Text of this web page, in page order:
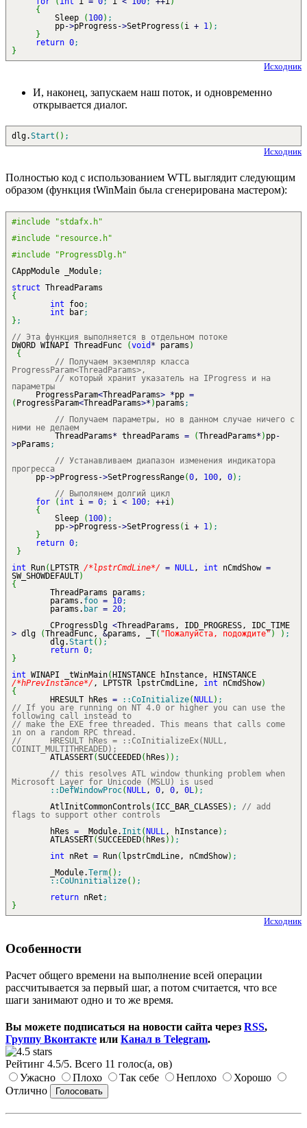
{
Sleep
( 100) ;
pp->pProgress ->SetProgress ( i + 1 ) ;
}
return 0;
}
Исходник
И, наконец, запускаем наш поток, и одновременно
открывается диалог.
dlg.Start ( ) ;
Исходник
Полностью код с использованием WTL выглядит следующим
образом (функция tWinMain была сгенерирована мастером):
#include "stdafx.h"
#include "resource.h"
#include "ProgressDlg.h"
CAppModule _Module;
struct ThreadParams
{
int foo;
int bar;
} ;
// Эта функция выполняется в отдельном потоке
DWORD WINAPI ThreadFunc
(void * params )
{
// Получаем экземпляр класса
ProgressParam<ThreadParams>,
// который хранит указатель на IProgress и на
параметры
ProgressParam<ThreadParams> *pp =
( ProgressParam<ThreadParams>* ) params ;
// Получаем параметры, но в данном случае ничего с
ними не делаем
ThreadParams* threadParams = (ThreadParams* ) pp-
>pParams ;
// Устанавливаем диапазон изменения индикатора
прогресса
pp->pProgress ->SetProgressRange(0 , 100 , 0) ;
// Выполянем долгий цикл
for
( int i = 0; i < 100; ++i )
{
Sleep
( 100) ;
pp->pProgress ->SetProgress ( i + 1 ) ;
}
return 0;
}
int Run( LPTSTR /*lpstrCmdLine*/ = NULL , int nCmdShow =
SW_SHOWDEFAULT)
{
ThreadParams params ;
params. foo = 10;
params. bar = 20;
CProgressDlg <ThreadParams, IDD_PROGRESS, IDC_TIME
> dlg (ThreadFunc, &params, _T( "Пожалуйста, подождите") ) ;
dlg.Start ( ) ;
return 0;
}
int WINAPI _tWinMain(HINSTANCE hInstance, HINSTANCE
/*hPrevInstance*/ , LPTSTR lpstrCmdLine, int nCmdShow)
{
HRESULT hRes = ::CoInitialize(NULL ) ;
// If you are running on NT 4.0 or higher you can use the
following call instead to
// make the EXE free threaded. This means that calls come
in on a random RPC thread.
// HRESULT hRes = ::CoInitializeEx(NULL,
COINIT_MULTITHREADED);
ATLASSERT(SUCCEEDED( hRes ) ) ;
// this resolves ATL window thunking problem when
Microsoft Layer for Unicode (MSLU) is used
::DefWindowProc(NULL , 0 , 0 , 0L ) ;
AtlInitCommonControls ( ICC_BAR_CLASSES) ;
// add
flags to support other controls
hRes = _Module. Init (NULL , hInstance) ;
ATLASSERT(SUCCEEDED( hRes ) ) ;
int nRet = Run( lpstrCmdLine, nCmdShow) ;
_Module.Term( ) ;
::CoUninitialize( ) ;
return nRet ;
}
Исходник
Особенности
Расчет общего времени на выполнение всей операции
рассчитывается за первый шаг, а потом считается, что все
шаги занимают одно и то же время.
Вы можете подписаться на новости сайта через RSS,
Группу Вконтакте или Канал в Telegram.
Рейтинг 4.5/5. Всего 11 голос(а, ов)
Ужасно
Плохо Так себе Неплохо
Хорошо
Отлично